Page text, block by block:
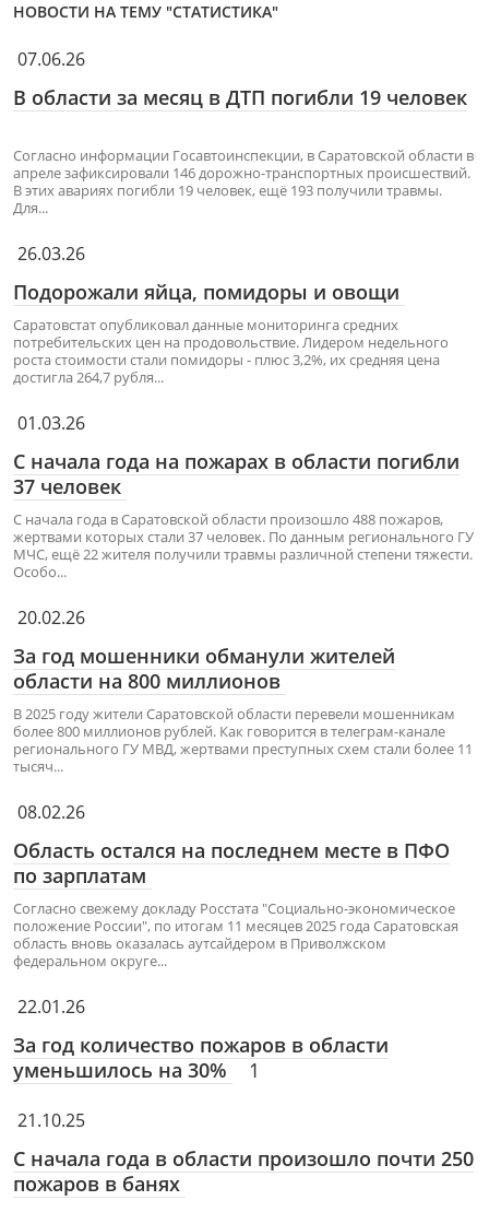
НОВОСТИ НА ТЕМУ "СТАТИСТИКА"
07.06.26
В области за месяц в ДТП погибли 19 человек
Согласно информации Госавтоинспекции, в Саратовской области в
апреле зафиксировали 146 дорожно-транспортных происшествий.
В этих авариях погибли 19 человек, ещё 193 получили травмы.
Для...
26.03.26
Подорожали яйца, помидоры и овощи
Саратовстат опубликовал данные мониторинга средних
потребительских цен на продовольствие. Лидером недельного
роста стоимости стали помидоры - плюс 3,2%, их средняя цена
достигла 264,7 рубля...
01.03.26
С начала года на пожарах в области погибли
37 человек
С начала года в Саратовской области произошло 488 пожаров,
жертвами которых стали 37 человек. По данным регионального ГУ
МЧС, ещё 22 жителя получили травмы различной степени тяжести.
Особо...
20.02.26
За год мошенники обманули жителей
области на 800 миллионов
В 2025 году жители Саратовской области перевели мошенникам
более 800 миллионов рублей. Как говорится в телеграм-канале
регионального ГУ МВД, жертвами преступных схем стали более 11
тысяч...
08.02.26
Область остался на последнем месте в ПФО
по зарплатам
Согласно свежему докладу Росстата "Социально-экономическое
положение России", по итогам 11 месяцев 2025 года Саратовская
область вновь оказалась аутсайдером в Приволжском
федеральном округе...
22.01.26
За год количество пожаров в области
уменьшилось на 30%
1
21.10.25
С начала года в области произошло почти 250
пожаров в банях